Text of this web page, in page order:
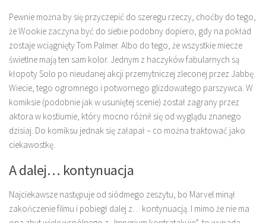
Pewnie można by się przyczepić do szeregu rzeczy, choćby do tego,
że Wookie zaczyna być do siebie podobny dopiero, gdy na pokład
zostaje wciągnięty Tom Palmer. Albo do tego, że wszystkie miecze
świetlne mają ten sam kolor. Jednym z haczyków fabularnych są
kłopoty Solo po nieudanej akcji przemytniczej zleconej przez Jabbę.
Wiecie, tego ogromnego i potwornego glizdowatego parszywca. W
komiksie (podobnie jak w usuniętej scenie) został zagrany przez
aktora w kostiumie, który mocno różnił się od wyglądu znanego
dzisiaj. Do komiksu jednak się załapał – co można traktować jako
ciekawostkę.
A dalej… kontynuacja
Najciekawsze następuje od siódmego zeszytu, bo Marvel minął
zakończenie filmu i pobiegł dalej z… kontynuacją. I mimo że nie ma